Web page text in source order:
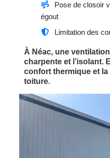
Pose de closoir
égout
Limitation des
À Néac, une
charpente et l’isolant.
confort thermique et
toiture.